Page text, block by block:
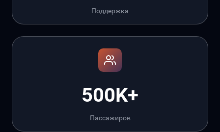
Поддержка
500K+
Пассажиров